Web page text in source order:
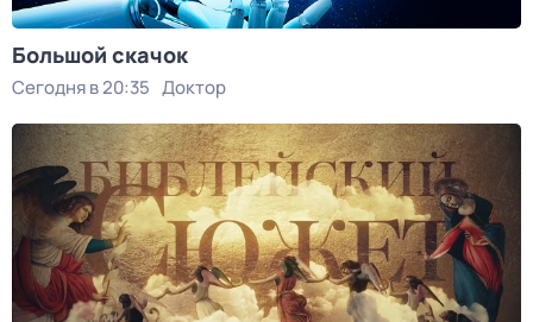
Большой скачок
Сегодня в 20:35 Доктор